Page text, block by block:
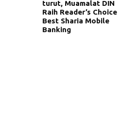
turut, Muamalat DIN
Raih Reader’s Choice
Best Sharia Mobile
Banking